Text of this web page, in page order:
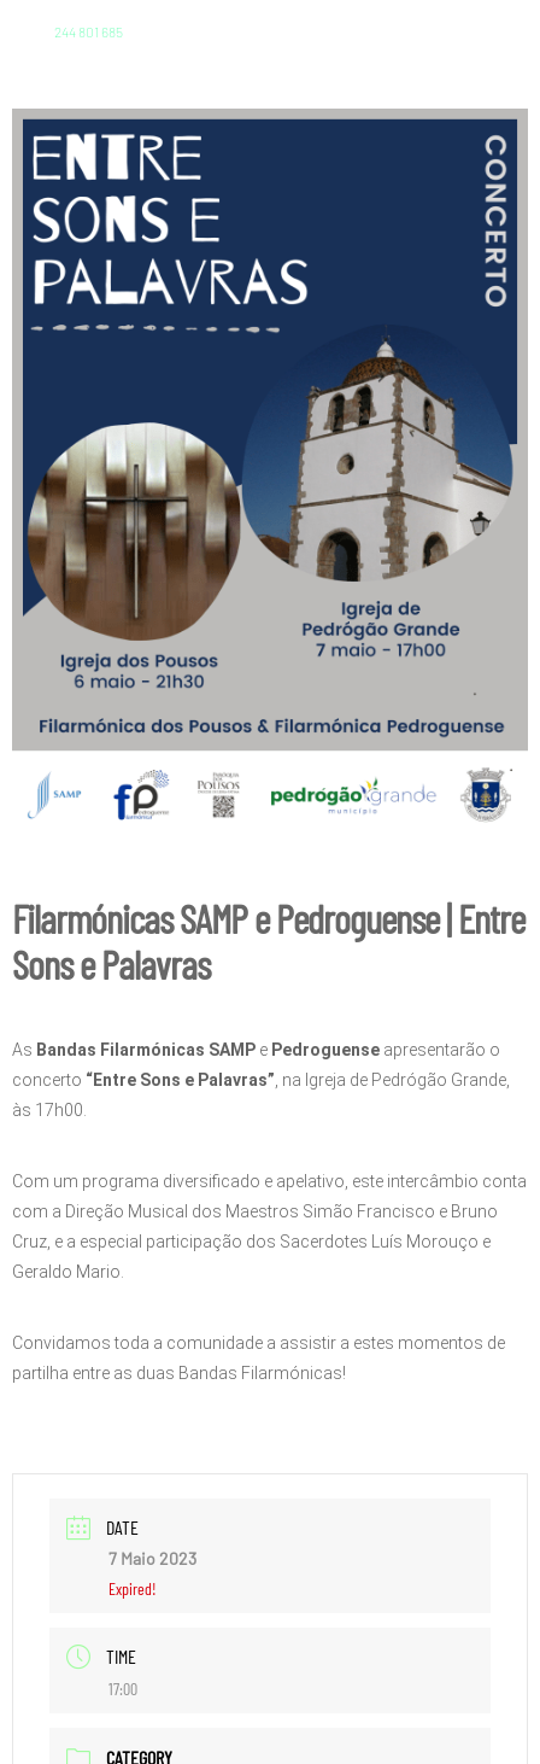
244 801 685
Filarmónicas SAMP e Pedroguense | Entre
Sons e Palavras
As Bandas Filarmónicas SAMP e Pedroguense apresentarão o
concerto “Entre Sons e Palavras”, na Igreja de Pedrógão Grande,
às 17h00.
Com um programa diversificado e apelativo, este intercâmbio conta
com a Direção Musical dos Maestros Simão Francisco e Bruno
Cruz, e a especial participação dos Sacerdotes Luís Morouço e
Geraldo Mario.
Convidamos toda a comunidade a assistir a estes momentos de
partilha entre as duas Bandas Filarmónicas!
DATE
7 Maio 2023
Expired!
TIME
17:00
CATEGORY